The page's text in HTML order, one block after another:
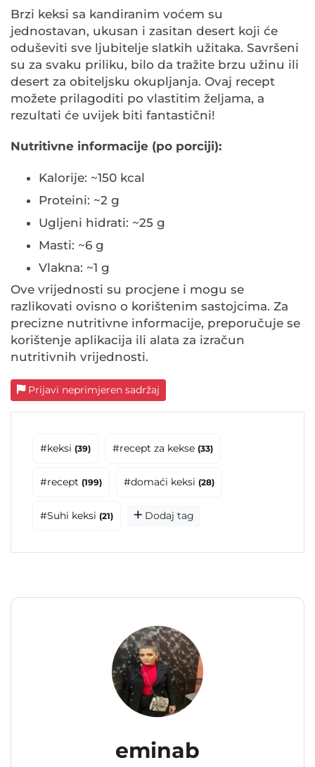
Brzi keksi sa kandiranim voćem su
jednostavan, ukusan i zasitan desert koji će
oduševiti sve ljubitelje slatkih užitaka. Savršeni
su za svaku priliku, bilo da tražite brzu užinu ili
desert za obiteljsku okupljanja. Ovaj recept
možete prilagoditi po vlastitim željama, a
rezultati će uvijek biti fantastični!
Nutritivne informacije (po porciji):
Kalorije: ~150 kcal
Proteini: ~2 g
Ugljeni hidrati: ~25 g
Masti: ~6 g
Vlakna: ~1 g
Ove vrijednosti su procjene i mogu se
razlikovati ovisno o korištenim sastojcima. Za
precizne nutritivne informacije, preporučuje se
korištenje aplikacija ili alata za izračun
nutritivnih vrijednosti.
Prijavi neprimjeren sadržaj
#keksi (39) #recept za kekse (33)
#recept (199) #domaći keksi (28)
#Suhi keksi (21) Dodaj tag
eminab